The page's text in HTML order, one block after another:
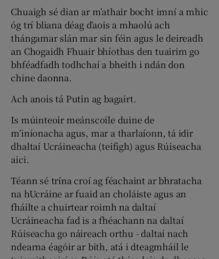
Chuaigh sé dian ar m’athair bocht imní a mhic
óg trí bliana déag d’aois a mhaolú ach
thángamar slán mar sin féin agus le deireadh
an Chogaidh Fhuair bhíothas den tuairim go
bhféadfadh todhchaí a bheith i ndán don
chine daonna.
Ach anois tá Putin ag bagairt.
Is múinteoir meánscoile duine de
m’iníonacha agus, mar a tharlaíonn, tá idir
dhaltaí Ucráineacha (teifigh) agus Rúiseacha
aici.
Téann sé trína croí ag féachaint ar bhratacha
na hUcráine ar fuaid an choláiste agus an
fháilte a chuirtear roimh na daltaí
Ucráineacha fad is a fhéachann na daltaí
Rúiseacha go náireach orthu - daltaí nach
ndearna éagóir ar bith, atá i dteagmháil le